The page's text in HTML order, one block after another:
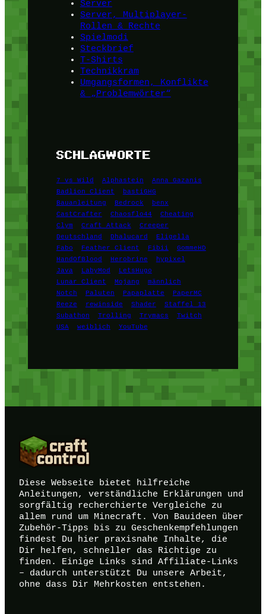
Server
Server, Multiplayer-
Rollen & Rechte
Spielmodi
Steckbrief
T-Shirts
Technikkram
Umgangsformen, Konflikte
& „Problemwörter“
SCHLAGWORTE
7 vs Wild Alphastein
Anna Gazanis
Badlion Client
bastiGHG
Bauanleitung
Bedrock
benx
CastCrafter
Chaosflo44
Cheating
Clym
Craft Attack
Creeper
Deutschland
Dhalucard
Eligella
Fabo
Feather Client Fibii
GommeHD
HandOfBlood
Herobrine
hypixel
Java
LabyMod
LetsHugo
Lunar Client
Mojang
männlich
Notch
Paluten Papaplatte
PaperMC
Reeze
rewinside Shader
Staffel 13
Subathon
Trolling Trymacs
Twitch
USA
weiblich YouTube
Diese Webseite bietet hilfreiche
Anleitungen, verständliche Erklärungen und
sorgfältig recherchierte Vergleiche zu
allem rund um Minecraft. Von Bauideen über
Zubehör-Tipps bis zu Geschenkempfehlungen
findest Du hier praxisnahe Inhalte, die
Dir helfen, schneller das Richtige zu
finden. Einige Links sind Affiliate-Links
– dadurch unterstützt Du unsere Arbeit,
ohne dass Dir Mehrkosten entstehen.